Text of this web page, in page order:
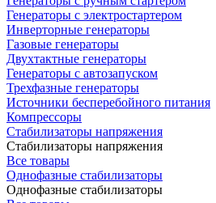
Генераторы с электростартером
Инверторные генераторы
Газовые генераторы
Двухтактные генераторы
Генераторы с автозапуском
Трехфазные генераторы
Источники бесперебойного питания
Компрессоры
Стабилизаторы напряжения
Стабилизаторы напряжения
Все товары
Однофазные стабилизаторы
Однофазные стабилизаторы